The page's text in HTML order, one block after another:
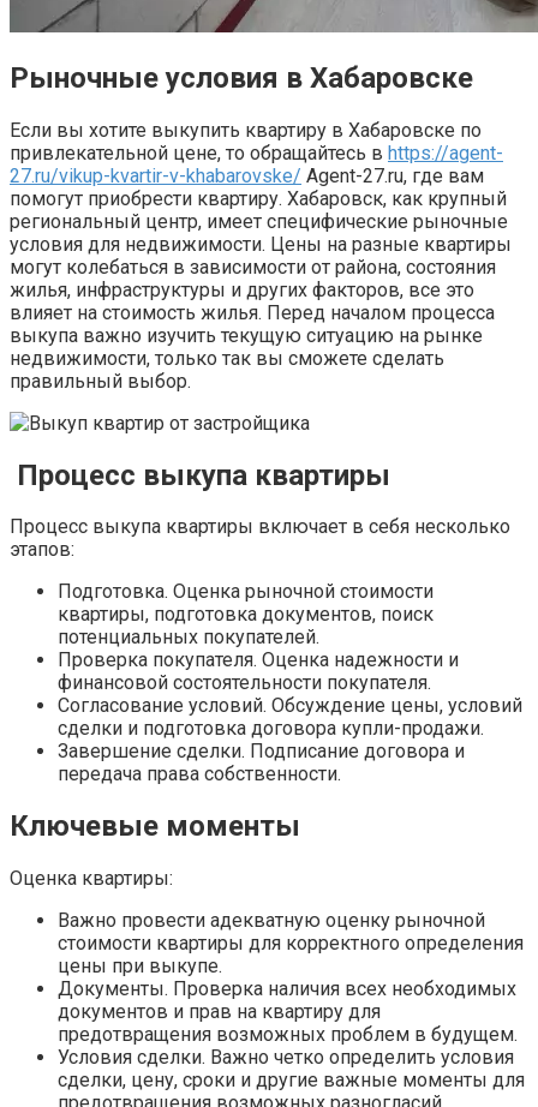
Рыночные условия в Хабаровске
Если вы хотите выкупить квартиру в Хабаровске по
привлекательной цене, то обращайтесь в https://agent-
27.ru/vikup-kvartir-v-khabarovske/ Agent-27.ru, где вам
помогут приобрести квартиру. Хабаровск, как крупный
региональный центр, имеет специфические рыночные
условия для недвижимости. Цены на разные квартиры
могут колебаться в зависимости от района, состояния
жилья, инфраструктуры и других факторов, все это
влияет на стоимость жилья. Перед началом процесса
выкупа важно изучить текущую ситуацию на рынке
недвижимости, только так вы сможете сделать
правильный выбор.
Процесс выкупа квартиры
Процесс выкупа квартиры включает в себя несколько
этапов:
Подготовка. Оценка рыночной стоимости
квартиры, подготовка документов, поиск
потенциальных покупателей.
Проверка покупателя. Оценка надежности и
финансовой состоятельности покупателя.
Согласование условий. Обсуждение цены, условий
сделки и подготовка договора купли-продажи.
Завершение сделки. Подписание договора и
передача права собственности.
Ключевые моменты
Оценка квартиры:
Важно провести адекватную оценку рыночной
стоимости квартиры для корректного определения
цены при выкупе.
Документы. Проверка наличия всех необходимых
документов и прав на квартиру для
предотвращения возможных проблем в будущем.
Условия сделки. Важно четко определить условия
сделки, цену, сроки и другие важные моменты для